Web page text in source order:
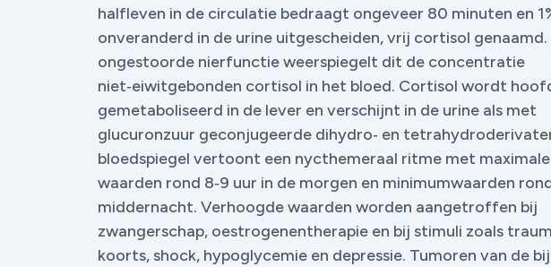
halfleven in de circulatie bedraagt ongeveer 80 minuten en
onveranderd in de urine uitgescheiden, vrij cortisol genaamd.
ongestoorde nierfunctie weerspiegelt dit de concentratie
niet‑eiwitgebonden cortisol in het bloed. Cortisol wordt
gemetaboliseerd in de lever en verschijnt in de urine als met
glucuronzuur geconjugeerde dihydro‑ en
bloedspiegel vertoont een nycthemeraal ritme met maximale
waarden rond 8‑9 uur in de morgen en minimumwaarden
middernacht. Verhoogde waarden worden aangetroffen bij
zwangerschap, oestrogenentherapie en bij stimuli zoals
koorts, shock, hypoglycemie en depressie. Tumoren van de